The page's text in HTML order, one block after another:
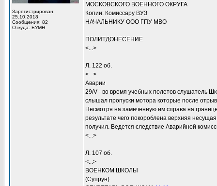
Зарегистрирован:
25.10.2018
Сообщения: 82
Откуда: ЬУМН
МОСКОВСКОГО ВОЕННОГО ОКРУГА
Копии: Комиссару ВУЗ
НАЧАЛЬНИКУ ООО ГПУ МВО
ПОЛИТДОНЕСЕНИЕ
<...>
Л. 122 об.
<...>
Аварии
29/V - во время учебных полетов
слышал пропуски мотора которые после
Несмотря на замеченную им справа на
результате чего покороблена верхняя
получил. Ведется следствие Аварийной
<...>
Л. 107 об.
<...>
ВОЕНКОМ ШКОЛЫ
(Супрун)